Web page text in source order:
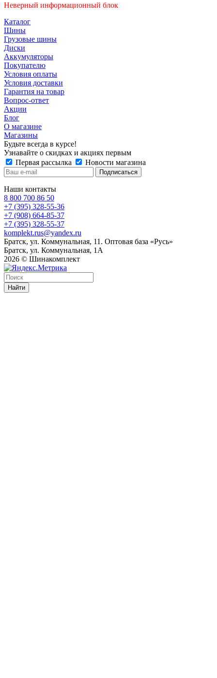
Неверный информационный блок
Каталог
Шины
Грузовые шины
Диски
Аккумуляторы
Покупателю
Условия оплаты
Условия доставки
Гарантия на товар
Вопрос-ответ
Акции
Блог
О магазине
Магазины
Будьте всегда в курсе!
Узнавайте о скидках и акциях первым
Первая рассылка
Новости магазина
Наши контакты
8 800 700 86 50
+7 (395) 328-55-36
+7 (908) 664-85-37
+7 (395) 328-55-37
komplekt.rus@yandex.ru
Братск, ул. Коммунальная, 11. Оптовая база «Русь»
Братск, ул. Коммунальная, 1А
2026 © Шинакомплект
Найти